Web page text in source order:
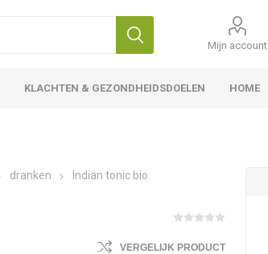
Mijn account
KLACHTEN & GEZONDHEIDSDOELEN HOME
dranken Indian tonic bio
VERGELIJK PRODUCT